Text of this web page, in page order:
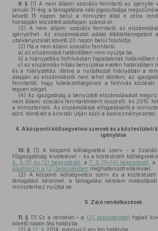
9. § (1) A nem állami szociális fenntartó az igénybe
január 31-éig, a támogatásra való jogosultsága
követő 15 napon belül a miniszter által e célra
honlapján közzétett adatlapon számol el.
(2) A nem állami szociális fenntartó az
igényelhet. Az elszámolásból adódó
utalványozását követő 20 napon belül folyósítja.
(3) Ha a nem állami szociális fenntartó
a) az elszámolást határidőben nem nyújtja be,
b) a hiánypótlási felhívásban foglaltaknak határidőben
c) az elszámolás hibás benyújtása esetén határidőben
és a hiánypótlás, illetve a nyilatkozat hiányában a
alapján az elszámolásról nem lehet dönteni, az
fenntartót, hogy kötelezettségének a felhívás
tegyen eleget.
(4) Az igazgatóság a benyújtott elszámolásokat
nem állami szociális fenntartónként összesíti, és 2015.
a miniszternek. Az elszámolások elfogadásáról a
dönt, döntését a kincstár útján közli a kedvezményezettel.
4. A központi költségvetési szervek és a köztestületi
igénylése
10. § (1) A központi költségvetési szerv – a
Főigazgatóság kivételével – és a köztestületi
6. § (1) és (2) bekezdését , a7. § (1)–(4) bekezdését , a
alkalmazni a (2) bekezdésben meghatározott eltéréssel.
(2) A központi költségvetési szerv és a
támogatási kérelmet, a támogatási kérelem
miniszterhez nyújtja be.
5. Záró rendelkezések
11. § (1) Ez a rendelet – a (2) bekezdésben foglalt
követő napon lép hatályba.
(2) A 12. § 2014. március 1-jén lép hatályba.